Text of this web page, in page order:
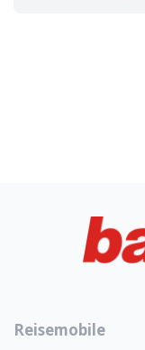
Reisemobile